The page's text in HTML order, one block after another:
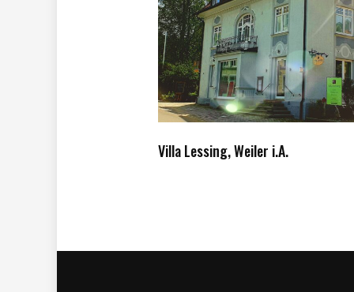
Villa Lessing, Weiler i.A.